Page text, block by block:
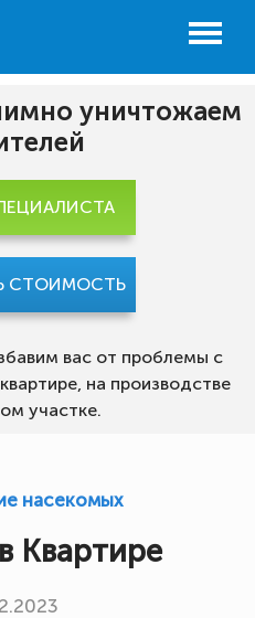
уничтожаем
вас от проблемы с
на производстве
участке.
СТОИМОСТЬ
насекомых
Квартире